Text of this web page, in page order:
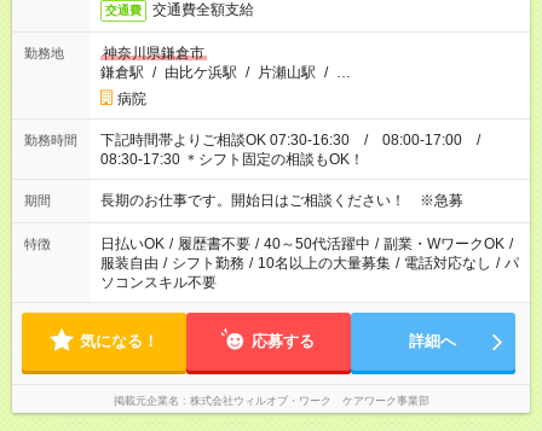
交通費 交通費全額支給
勤務地
神奈川県鎌倉市
鎌倉駅 / 由比ケ浜駅 / 片瀬山駅 / …
病院
勤務時間
下記時間帯よりご相談OK 07:30-16:30 / 08:00-17:00 /
08:30-17:30 ＊シフト固定の相談もOK！
期間 長期のお仕事です。開始日はご相談ください！ ※急募
特徴 日払いOK / 履歴書不要 / 40～50代活躍中 / 副業・WワークOK /
服装自由 / シフト勤務 / 10名以上の大量募集 / 電話対応なし / パ
ソコンスキル不要
気になる！ 応募する 詳細へ
掲載元企業名 株式会社ウィルオブ・ワーク ケアワーク事業部